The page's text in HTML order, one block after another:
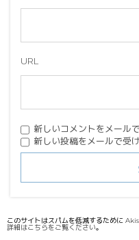
URL
新しいコメントをメール
新しい投稿をメールで受
このサイトはスパムを低減するために
詳細はこちらをご覧ください。